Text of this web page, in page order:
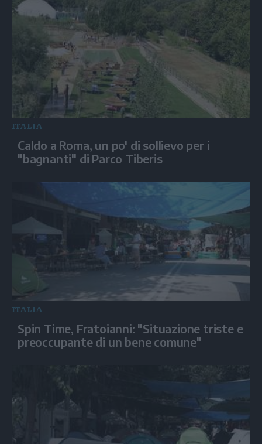
ITALIA
Caldo a Roma, un po' di sollievo per i
"bagnanti" di Parco Tiberis
ITALIA
Spin Time, Fratoianni: "Situazione triste e
preoccupante di un bene comune"